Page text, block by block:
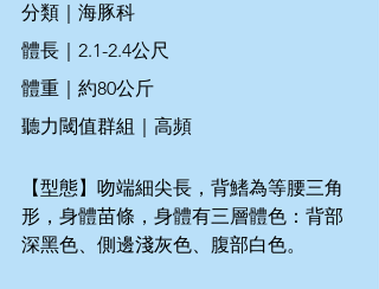
分類｜海豚科
體長｜2.1-2.4公尺
體重｜約80公斤
聽力閾值群組｜高頻
【型態】吻端細尖長，背鰭為等腰三角
形，身體苗條，身體有三層體色：背部
深黑色、側邊淺灰色、腹部白色。